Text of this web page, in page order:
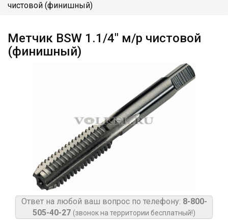
чистовой (финишный)
Метчик BSW 1.1/4" м/р чистовой
(финишный)
Ответ на любой ваш вопрос по телефону: 8-800-
505-40-27 (звонок на территории бесплатный!)